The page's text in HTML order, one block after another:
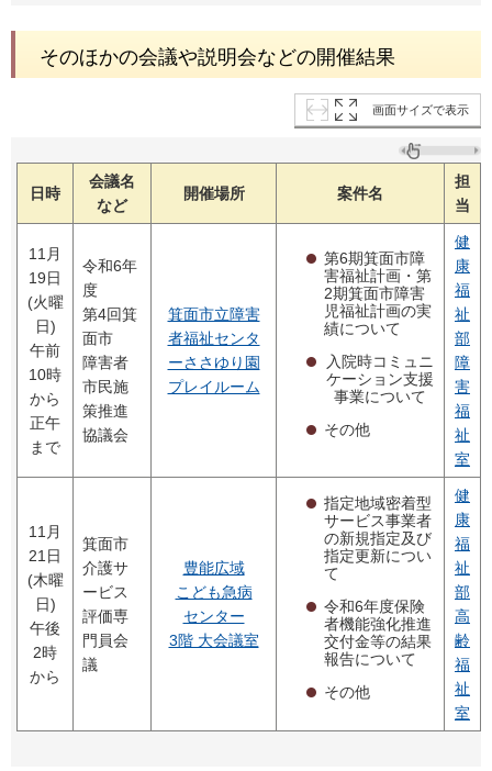
そのほかの会議や説明会などの開催結果
画面サイズで表示
日時
会議名
など
開催場所 案件名
担
当
11月
19日
(火曜
日)
午前
10時
から
正午
まで
令和6年
度
第4回箕
面市
障害者
市民施
策推進
協議会
箕面市立障害
者福祉センタ
ーささゆり園
プレイルーム
第6期箕面市障
害福祉計画・第
2期箕面市障害
児福祉計画の実
績について
入院時コミュニ
ケーション支援
事業について
その他
健
康
福
祉
部
障
害
福
祉
室
11月
21日
(木曜
日)
午後
2時
から
箕面市
介護サ
ービス
評価専
門員会
議
豊能広域
こども急病
センター
3階 大会議室
指定地域密着型
サービス事業者
の新規指定及び
指定更新につい
て
令和6年度保険
者機能強化推進
交付金等の結果
報告について
その他
健
康
福
祉
部
高
齢
福
祉
室